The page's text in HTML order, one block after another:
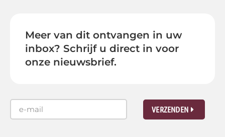
Meer van dit ontvangen in uw
inbox? Schrijf u direct in voor
onze nieuwsbrief.
VERZENDEN